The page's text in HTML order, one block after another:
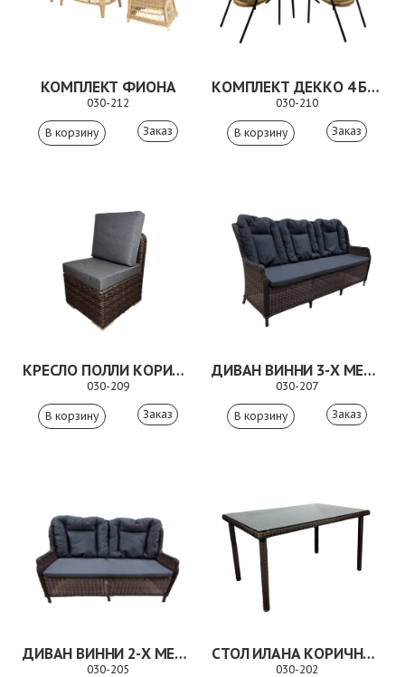
КОМПЛЕКТ ФИОНА
030-212
Заказ
КОМПЛЕКТ ДЕККО 4 БЕЖЕВЫЙ
030-210
Заказ
КРЕСЛО ПОЛЛИ КОРИЧНЕВОЕ
030-209
Заказ
ДИВАН ВИННИ 3-Х МЕСТНЫЙ КОРИЧНЕВЫЙ
030-207
Заказ
ДИВАН ВИННИ 2-Х МЕСТНЫЙ КОРИЧНЕВЫЙ
030-205
СТОЛ ИЛАНА КОРИЧНЕВЫЙ
030-202